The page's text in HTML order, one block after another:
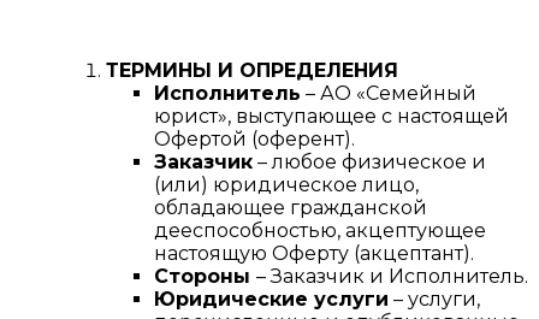
ТЕРМИНЫ И ОПРЕДЕЛЕНИЯ
Исполнитель – АО «Семейный
юрист», выступающее с настоящей
Офертой (оферент).
Заказчик – любое физическое и
(или) юридическое лицо,
обладающее гражданской
дееспособностью, акцептующее
настоящую Оферту (акцептант).
Стороны – Заказчик и Исполнитель.
Юридические услуги – услуги,